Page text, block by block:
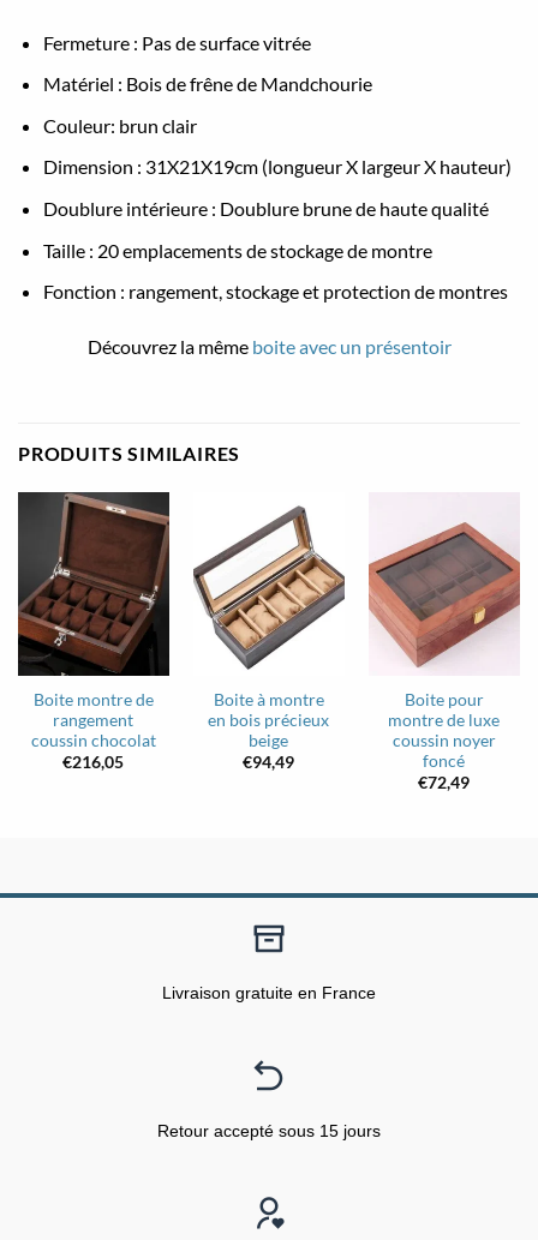
Fermeture : Pas de surface vitrée
Matériel : Bois de frêne de Mandchourie
Couleur: brun clair
Dimension : 31X21X19cm (longueur X largeur X hauteur)
Doublure intérieure : Doublure brune de haute qualité
Taille : 20 emplacements de stockage de montre
Fonction : rangement, stockage et protection de montres
Découvrez la même boite avec un présentoir
PRODUITS SIMILAIRES
Boite montre de
rangement
coussin chocolat
€216,05
Boite à montre
en bois précieux
beige
€94,49
Boite pour
montre de luxe
coussin noyer
foncé
€72,49
Livraison gratuite en France
Retour accepté sous 15 jours